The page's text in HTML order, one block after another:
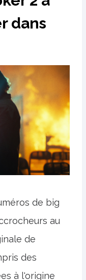
dans
de big
au
de
des
à l'origine